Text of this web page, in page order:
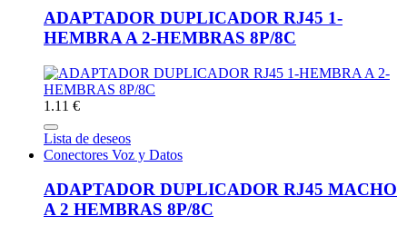
ADAPTADOR DUPLICADOR RJ45 1-
HEMBRA A 2-HEMBRAS 8P/8C
1.11 €
Lista de deseos
Conectores Voz y Datos
ADAPTADOR DUPLICADOR RJ45 MACHO
A 2 HEMBRAS 8P/8C